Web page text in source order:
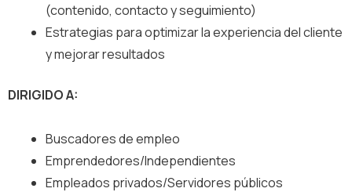
(contenido, contacto y seguimiento)
Estrategias para optimizar la experiencia del cliente
y mejorar resultados
DIRIGIDO A:
Buscadores de empleo
Emprendedores/Independientes
Empleados privados/Servidores públicos